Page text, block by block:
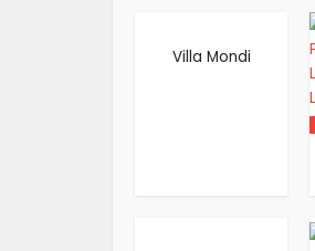
Villa Mondi